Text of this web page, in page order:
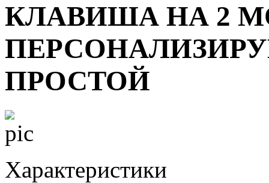
КЛАВИША НА 2
ПРОСТОЙ
Характеристики